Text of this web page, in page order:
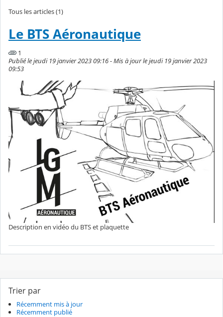
Tous les articles (1)
Le BTS Aéronautique
1
Publié le jeudi 19 janvier 2023 09:16 - Mis à jour le jeudi 19 janvier 2023
09:53
Description en vidéo du BTS et plaquette
Trier par
Récemment mis à jour
Récemment publié